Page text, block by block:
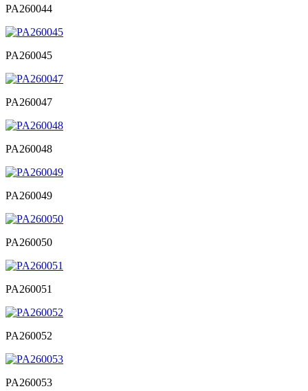
PA260044
PA260045
PA260047
PA260048
PA260049
PA260050
PA260051
PA260052
PA260053